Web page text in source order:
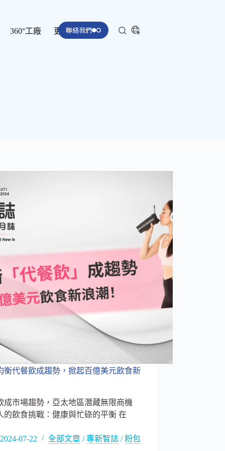
360°工廠 更多聯絡我們
衡代餐飲成趨勢，掀起百億美元飲食新
成市場趨勢，亞太地區潛藏無限商機
的飲食挑戰：健康與忙碌的平衡 在
2024-07-22 全部文章 /專新智誌 /粉包